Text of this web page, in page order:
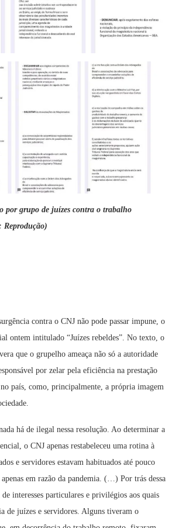
por grupo de juízes contra o trabalho
Reprodução)
contra o CNJ não pode passar impune, o
ontem intitulado “Juízes rebeldes”. No texto, o
que o grupelho ameaça não só a autoridade
por zelar pela eficiência na prestação
país, como, principalmente, a própria imagem
há de ilegal nessa resolução. Ao determinar a
o CNJ apenas restabeleceu uma rotina à
e servidores estavam habituados até pouco
apenas em razão da pandemia. (…) Por trás dessa
de interesses particulares e privilégios aos quais
de juízes e servidores. Alguns tiveram o